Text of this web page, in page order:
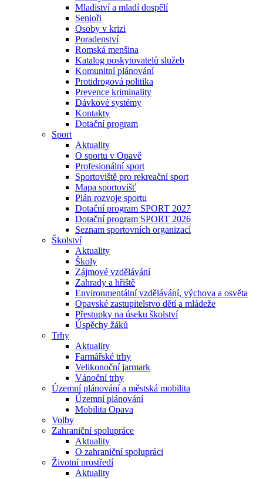
Mladiství a mladí dospělí
Senioři
Osoby v krizi
Poradenství
Romská menšina
Katalog poskytovatelů služeb
Komunitní plánování
Protidrogová politika
Prevence kriminality
Dávkové systémy
Kontakty
Dotační program
Sport
Aktuality
O sportu v Opavě
Profesionální sport
Sportoviště pro rekreační sport
Mapa sportovišť
Plán rozvoje sportu
Dotační program SPORT 2027
Dotační program SPORT 2026
Seznam sportovních organizací
Školství
Aktuality
Školy
Zájmové vzdělávání
Zahrady a hřiště
Environmentální vzdělávání, výchova a osvěta
Opavské zastupitelstvo dětí a mládeže
Přestupky na úseku školství
Úspěchy žáků
Trhy
Aktuality
Farmářské trhy
Velikonoční jarmark
Vánoční trhy
Územní plánování a městská mobilita
Územní plánování
Mobilita Opava
Volby
Zahraniční spolupráce
Aktuality
O zahraniční spolupráci
Životní prostředí
Aktuality